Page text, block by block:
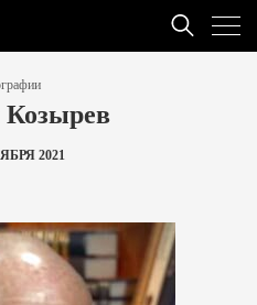
2021